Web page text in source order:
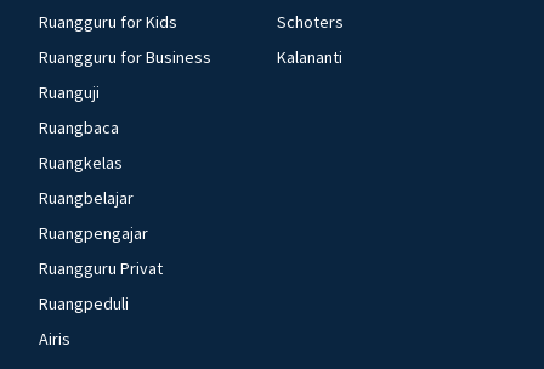
Ruangguru for Kids
Ruangguru for Business
Ruanguji
Ruangbaca
Ruangkelas
Ruangbelajar
Ruangpengajar
Ruangguru Privat
Ruangpeduli
Airis
Schoters
Kalananti